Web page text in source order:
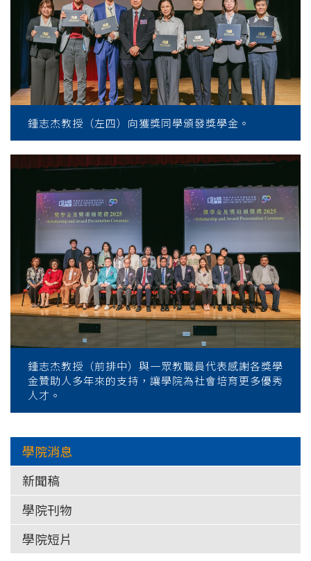
鍾志杰教授（左四）向獲獎同學頒發獎學金。
鍾志杰教授（前排中）與一眾教職員代表感謝各獎學
金贊助人多年來的支持，讓學院為社會培育更多優秀
人才。
學院消息
新聞稿
學院刊物
學院短片